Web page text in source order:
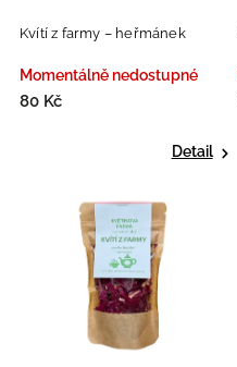
Kvítí z farmy – heřmánek
Momentálně nedostupné
80 Kč
Detail